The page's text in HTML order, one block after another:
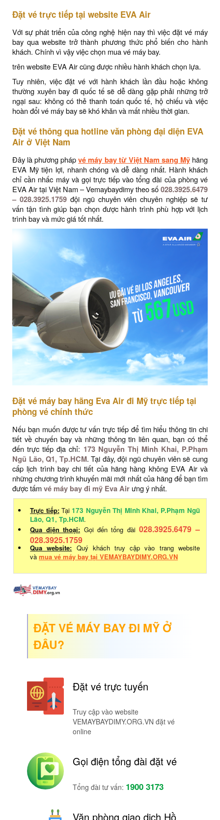
Đặt vé trực tiếp tại website EVA Air
Với sự phát triển của công nghệ hiện nay thì việc đặt vé máy
bay qua website trở thành phương thức phổ biến cho hành
khách. Chính vì vậy việc chọn mua vé máy bay.
trên website EVA Air cũng được nhiều hành khách chọn lựa.
Tuy nhiên, việc đặt vé với hành khách lần đầu hoặc không
thường xuyên bay đi quốc tế sẽ dễ dàng gặp phải những trở
ngại sau: không có thẻ thanh toán quốc tế, hộ chiếu và việc
hoàn đổi vé máy bay sẽ khó khăn và mất nhiều thời gian.
Đặt vé thông qua hotline văn phòng đại diện EVA
Air ở Việt Nam
Đây là phương phápvé máy bay từ Việt Nam sang Mỹhãng
EVA Mỹ tiện lợi, nhanh chóng và dễ dàng nhất. Hành khách
chỉ cần nhấc máy và gọi trực tiếp vào tổng đài của phòng vé
EVA Air tại Việt Nam – Vemaybaydimy theo số028.3925.6479
– 028.3925.1759 đội ngũ chuyên viên chuyên nghiệp sẽ tư
vấn tận tình giúp bạn chọn được hành trình phù hợp với lịch
trình bay và mức giá tốt nhất.
Đặt vé máy bay hãng Eva Air đi Mỹ trực tiếp tại
phòng vé chính thức
Nếu bạn muốn được tư vấn trực tiếp để tìm hiểu thông tin chi
tiết về chuyến bay và những thông tin liên quan, bạn có thể
đến trực tiếp địa chỉ: 173 Nguyễn Thị Minh Khai, P.Phạm
Ngũ Lão, Q1, Tp.HCM. Tại đây, đội ngũ chuyên viên sẽ cung
cấp lịch trình bay chi tiết của hãng hàng không EVA Air và
những chương trình khuyến mãi mới nhất của hãng để bạn tìm
được tấmvé máy bay đi mỹ Eva Air ưng ý nhất.
Trực tiếp:Tại 173 Nguyễn Thị Minh Khai, P.Phạm Ngũ
Lão, Q1, Tp.HCM.
Qua điện thoại: Gọi đến tổng đài028.3925.6479 –
028.3925.1759
Qua website: Quý khách truy cập vào trang website
vàmua vé máy bay tại VEMAYBAYDIMY.ORG.VN
ĐẶT VÉ MÁY BAY ĐI MỸ Ở
ĐÂU?
Đặt vé trực tuyến
Truy cập vào website
VEMAYBAYDIMY.ORG.VN đặt vé
online
Gọi điện tổng đài đặt vé
Tổng đài tư vấn: 1900 3173
Văn phòng giao dịch Hồ